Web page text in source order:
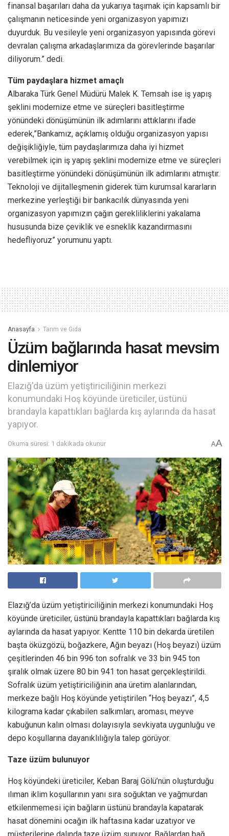
finansal başarıları daha da yukarıya taşımak için kapsamlı bir
çalışmanın neticesinde yeni organizasyon yapımızı
duyurduk. Bu vesileyle yeni organizasyon yapısında görevi
devralan çalışma arkadaşlarımıza da görevlerinde başarılar
diliyorum.” dedi.
Tüm paydaşlara hizmet amaçlı
Albaraka Türk Genel Müdürü Malek K. Temsah ise iş yapış
şeklini modernize etme ve süreçleri basitleştirme
yönündeki dönüşümünün ilk adımlarını attıklarını ifade
ederek,”Bankamız, açıklamış olduğu organizasyon yapısı
değişikliğiyle, tüm paydaşlarımıza daha iyi hizmet
verebilmek için iş yapış şeklini modernize etme ve süreçleri
basitleştirme yönündeki dönüşümünün ilk adımlarını atmıştır.
Teknoloji ve dijitalleşmenin giderek tüm kurumsal kararların
merkezine yerleştiği bir bankacılık dünyasında yeni
organizasyon yapımızın çağın gerekliliklerini yakalama
hususunda bize çeviklik ve esneklik kazandırmasını
hedefliyoruz” yorumunu yaptı.
Anasayfa Tarım ve Gıda
Üzüm bağlarında hasat mevsim
dinlemiyor
Elazığ'da üzüm yetiştiriciliğinin merkezi
konumundaki Hoş köyünde üreticiler, üstünü
brandayla kapattıkları bağlarda kış aylarında da hasat
yapıyor.
Okuma süresi: 1 dakikada okunur AA
Elazığ’da üzüm yetiştiriciliğinin merkezi konumundaki Hoş
köyünde üreticiler, üstünü brandayla kapattıkları bağlarda kış
aylarında da hasat yapıyor. Kentte 110 bin dekarda üretilen
başta öküzgözü, boğazkere, Ağın beyazı (Hoş beyazı) üzüm
çeşitlerinden 46 bin 996 ton sofralık ve 33 bin 945 ton
şıralık olmak üzere 80 bin 941 ton hasat gerçekleştirildi.
Sofralık üzüm yetiştiriciliğinin ana üretim alanlarından,
merkeze bağlı Hoş köyünde yetiştirilen “Hoş beyazı”, 4,5
kilograma kadar çıkabilen salkımları, aroması, meyve
kabuğunun kalın olması dolayısıyla sevkiyata uygunluğu ve
depo koşullarına dayanıklılığıyla talep görüyor.
Taze üzüm bulunuyor
Hoş köyündeki üreticiler, Keban Baraj Gölü’nün oluşturduğu
ılıman iklim koşullarının yanı sıra soğuktan ve yağmurdan
etkilenmemesi için bağların üstünü brandayla kapatarak
hasat dönemini ocağın ilk haftasına kadar uzatıyor ve
müşterilerine dalında taze üzüm sunuyor. Bağlardan bağ